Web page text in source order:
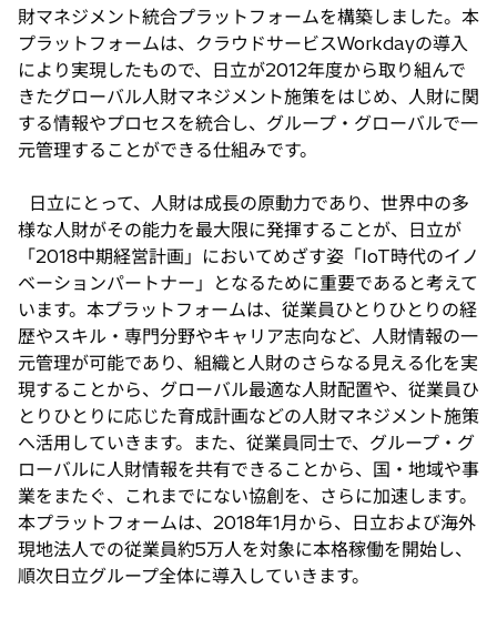
財マネジメント統合プラットフォームを構築しました。本
プラットフォームは、クラウドサービスWorkdayの導入
により実現したもので、日立が2012年度から取り組んで
きたグローバル人財マネジメント施策をはじめ、人財に関
する情報やプロセスを統合し、グループ・グローバルで一
元管理することができる仕組みです。
日立にとって、人財は成長の原動力であり、世界中の多
様な人財がその能力を最大限に発揮することが、日立が
「2018中期経営計画」においてめざす姿「IoT時代のイノ
ベーションパートナー」となるために重要であると考えて
います。本プラットフォームは、従業員ひとりひとりの経
歴やスキル・専門分野やキャリア志向など、人財情報の一
元管理が可能であり、組織と人財のさらなる見える化を実
現することから、グローバル最適な人財配置や、従業員ひ
とりひとりに応じた育成計画などの人財マネジメント施策
へ活用していきます。また、従業員同士で、グループ・グ
ローバルに人財情報を共有できることから、国・地域や事
業をまたぐ、これまでにない協創を、さらに加速します。
本プラットフォームは、2018年1月から、日立および海外
現地法人での従業員約5万人を対象に本格稼働を開始し、
順次日立グループ全体に導入していきます。